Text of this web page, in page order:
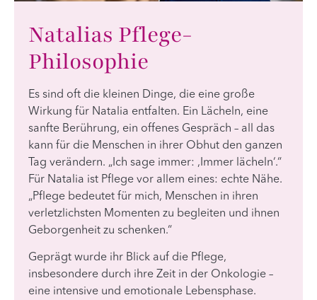
Natalias Pflege-
Philosophie
Es sind oft die kleinen Dinge, die eine große
Wirkung für Natalia entfalten. Ein Lächeln, eine
sanfte Berührung, ein offenes Gespräch – all das
kann für die Menschen in ihrer Obhut den ganzen
Tag verändern. „Ich sage immer: ‚Immer lächeln‘.“
Für Natalia ist Pflege vor allem eines: echte Nähe.
„Pflege bedeutet für mich, Menschen in ihren
verletzlichsten Momenten zu begleiten und ihnen
Geborgenheit zu schenken.“
Geprägt wurde ihr Blick auf die Pflege,
insbesondere durch ihre Zeit in der Onkologie –
eine intensive und emotionale Lebensphase.